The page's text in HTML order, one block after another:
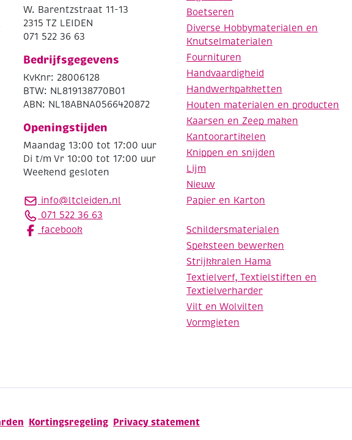
W. Barentzstraat 11-13
2315 TZ LEIDEN
071 522 36 63
Bedrijfsgegevens
KvKnr: 28006128
BTW: NL819138770B01
ABN: NL18ABNA0566420872
Openingstijden
Maandag 13:00 tot 17:00 uur
Di t/m Vr 10:00 tot 17:00 uur
Weekend gesloten
info@ltcleiden.nl
071 522 36 63
facebook
Boetseren
Diverse Hobbymaterialen en
Knutselmaterialen
Fournituren
Handvaardigheid
Handwerkpakketten
Houten materialen en producten
Kaarsen en Zeep maken
Kantoorartikelen
Knippen en snijden
Lijm
Nieuw
Papier en Karton
Schildersmaterialen
Speksteen bewerken
Strijkkralen Hama
Textielverf, Textielstiften en
Textielverharder
Vilt en Wolvilten
Vormgieten
Kortingsregeling Privacy statement